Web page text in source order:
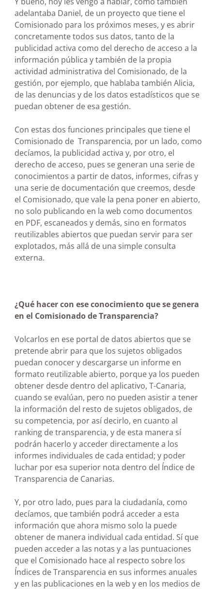
adelantaba Daniel, de un proyecto que tiene el
Comisionado para los próximos meses, y es abrir
concretamente todos sus datos, tanto de la
publicidad activa como del derecho de acceso a la
información pública y también de la propia
actividad administrativa del Comisionado, de la
gestión, por ejemplo, que hablaba también Alicia,
de las denuncias y de los datos estadísticos que se
puedan obtener de esa gestión.
Con estas dos funciones principales que tiene el
Comisionado de Transparencia, por un lado, como
decíamos, la publicidad activa y, por otro, el
derecho de acceso, pues se generan una serie de
conocimientos a partir de datos, informes, cifras y
una serie de documentación que creemos, desde
el Comisionado, que vale la pena poner en abierto,
no solo publicando en la web como documentos
en PDF, escaneados y demás, sino en formatos
reutilizables abiertos que puedan servir para ser
explotados, más allá de una simple consulta
externa.
¿Qué hacer con ese conocimiento que se genera
en el Comisionado de Transparencia?
Volcarlos en ese portal de datos abiertos que se
pretende abrir para que los sujetos obligados
puedan conocer y descargarse un informe en
formato reutilizable abierto, porque ya los pueden
obtener desde dentro del aplicativo, T-Canaria,
cuando se evalúan, pero no pueden asistir a tener
la información del resto de sujetos obligados, de
su competencia, por así decirlo, en cuanto al
ranking de transparencia, y de esta manera sí
podrán hacerlo y acceder directamente a los
informes individuales de cada entidad; y poder
luchar por esa superior nota dentro del Índice de
Transparencia de Canarias.
Y, por otro lado, pues para la ciudadanía, como
decíamos, que también podrá acceder a esta
información que ahora mismo solo la puede
obtener de manera individual cada entidad. Sí que
pueden acceder a las notas y a las puntuaciones
que el Comisionado hace al respecto sobre los
Índices de Transparencia en sus informes anuales
y en las publicaciones en la web y en los medios de